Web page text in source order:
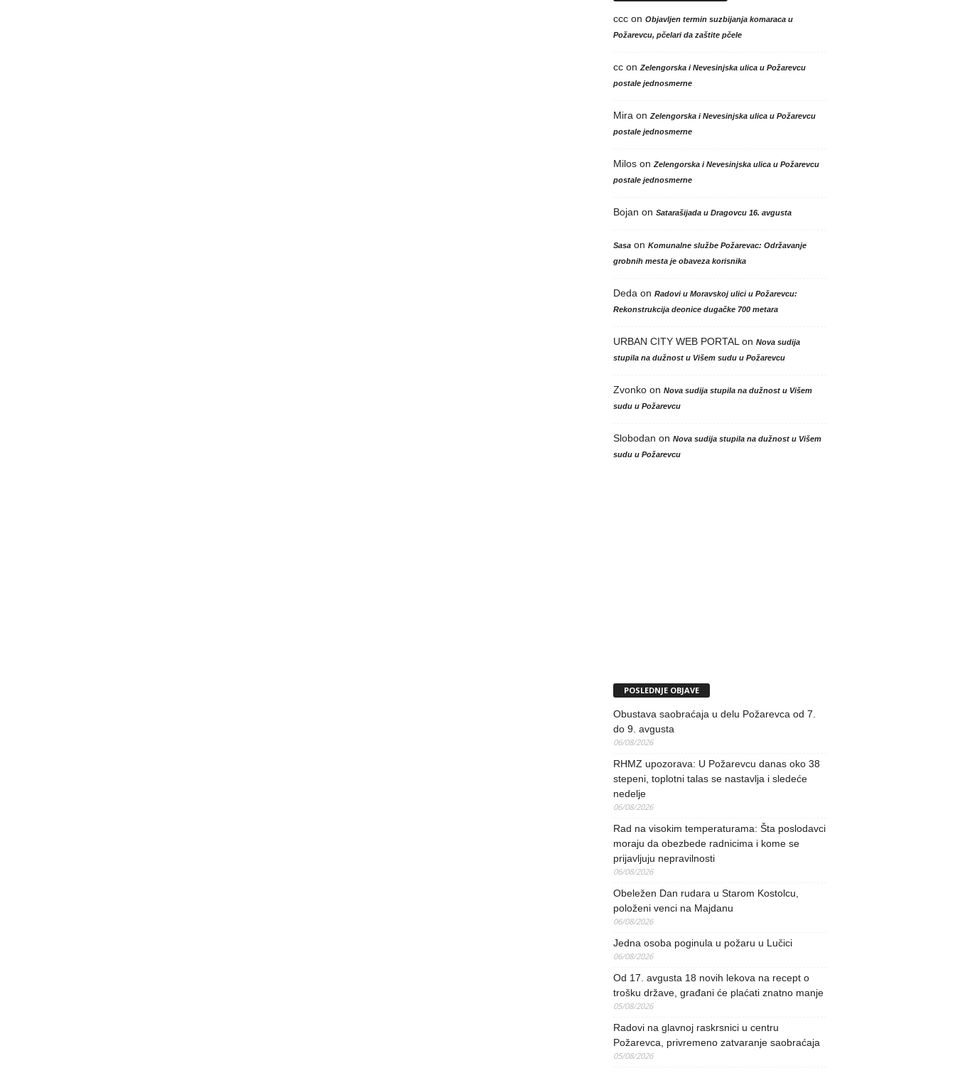
cccon Objavljen termin suzbijanja komaraca u
Požarevcu, pčelari da zaštite pčele
ccon Zelengorska i Nevesinjska ulica u Požarevcu
postale jednosmerne
Mira on Zelengorska i Nevesinjska ulica u Požarevcu
postale jednosmerne
Miloson Zelengorska i Nevesinjska ulica u Požarevcu
postale jednosmerne
Bojan on Satarašijada u Dragovcu 16. avgusta
Sasaon Komunalne službe Požarevac: Održavanje
grobnih mesta je obaveza korisnika
Deda on Radovi u Moravskoj ulici u Požarevcu:
Rekonstrukcija deonice dugačke 700 metara
URBAN CITY WEB PORTAL on Nova sudija
stupila na dužnost u Višem sudu u Požarevcu
Zvonkoon Nova sudija stupila na dužnost u Višem
sudu u Požarevcu
Slobodan on Nova sudija stupila na dužnost u Višem
sudu u Požarevcu
POSLEDNJE OBJAVE
Obustava saobraćaja u delu Požarevca od 7.
do 9. avgusta
06/08/2026
RHMZ upozorava: U Požarevcu danas oko 38
stepeni, toplotni talas se nastavlja i sledeće
nedelje
06/08/2026
Rad na visokim temperaturama: Šta poslodavci
moraju da obezbede radnicima i kome se
prijavljuju nepravilnosti
06/08/2026
Obeležen Dan rudara u Starom Kostolcu,
položeni venci na Majdanu
06/08/2026
Jedna osoba poginula u požaru u Lučici
06/08/2026
Od 17. avgusta 18 novih lekova na recept o
trošku države, građani će plaćati znatno manje
05/08/2026
Radovi na glavnoj raskrsnici u centru
Požarevca, privremeno zatvaranje saobraćaja
05/08/2026